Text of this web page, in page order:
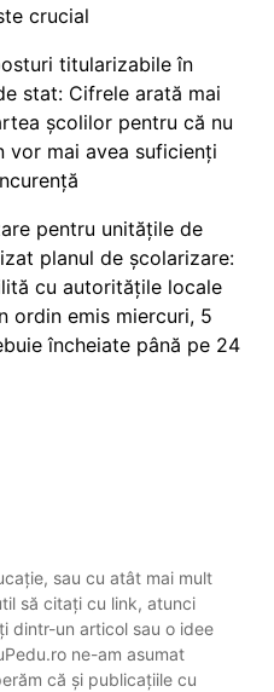
crucial
titularizabile în
stat: Cifrele arată mai
școlilor pentru că nu
vor mai avea suficienți
pentru unitățile de
planul de școlarizare:
cu autoritățile locale
ordin emis miercuri, 5
încheiate până pe 24
sau cu atât mai mult
să citați cu link, atunci
dintr-un articol sau o idee
ne-am asumat
că și publicațiile cu